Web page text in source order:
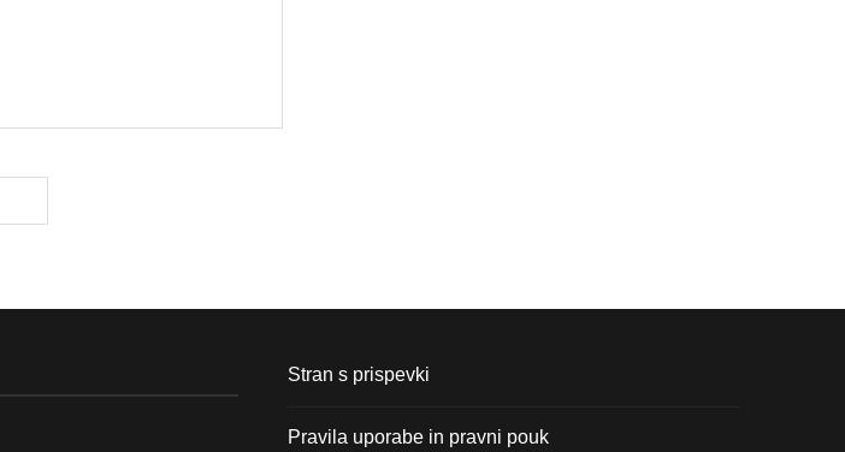
Stran s prispevki
Pravila uporabe in pravni pouk